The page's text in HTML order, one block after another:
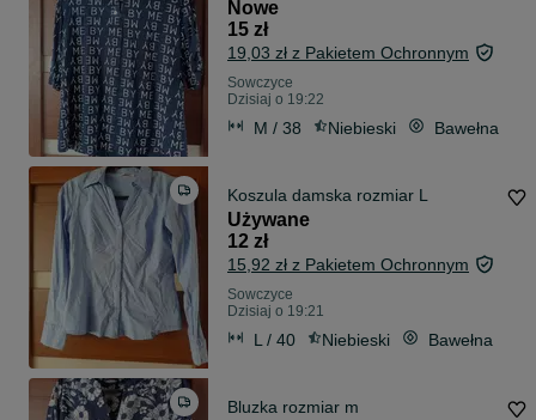
Nowe
15 zł
19,03 zł z Pakietem Ochronnym
Sowczyce
Dzisiaj o 19:22
M / 38 Niebieski Bawełna
Koszula damska rozmiar L
Używane
12 zł
15,92 zł z Pakietem Ochronnym
Sowczyce
Dzisiaj o 19:21
L / 40 Niebieski Bawełna
Bluzka rozmiar m